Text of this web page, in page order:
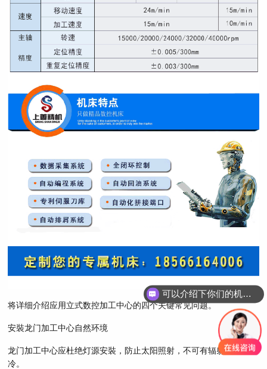
将详细介绍应用立式数控加工中心的四个关键常见问题。
安裝龙门加工中心自然环境
龙门加工中心应杜绝灯源安裝，防止太阳照射，不可有辐射热和无湿
冷。
可以介绍下你们的机床吗？